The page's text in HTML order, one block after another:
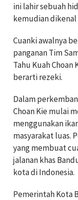
ini lahir sebuah
kemudian dikenal
Cuanki awalnya
panganan Tim
Tahu Kuah Choan
berarti rezeki.
Dalam
Choan Kie mulai
menggunakan
masyarakat luas.
yang membuat
jalanan khas
kota di Indonesia.
Pemerintah Kota